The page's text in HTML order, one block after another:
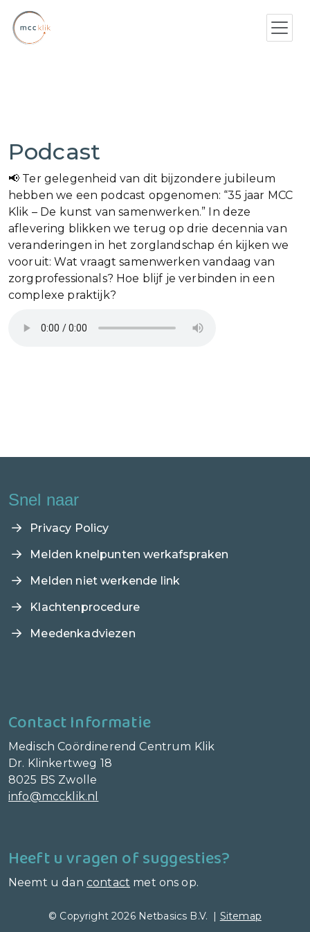
Podcast
📢 Ter gelegenheid van dit bijzondere jubileum
hebben we een podcast opgenomen: “35 jaar MCC
Klik – De kunst van samenwerken.” In deze
aflevering blikken we terug op drie decennia van
veranderingen in het zorglandschap én kijken we
vooruit: Wat vraagt samenwerken vandaag van
zorgprofessionals? Hoe blijf je verbinden in een
complexe praktijk?
Snel naar
Privacy Policy
Melden knelpunten werkafspraken
Melden niet werkende link
Klachtenprocedure
Meedenkadviezen
Contact Informatie
Medisch Coördinerend Centrum Klik
Dr. Klinkertweg 18
8025 BS Zwolle
info@mccklik.nl
Heeft u vragen of suggesties?
Neemt u dan contact met ons op.
© Copyright 2026 Netbasics B.V. | Sitemap